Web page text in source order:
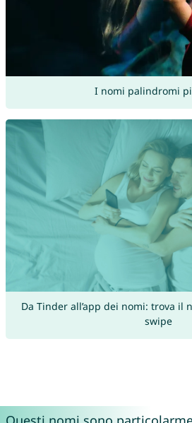
I nomi palindromi
Da Tinder all’app dei nomi: trova il
swipe